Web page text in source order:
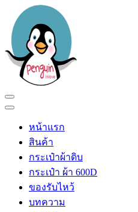
content
(Press
Enter)
เพนกวินอินเลิฟ
ร้าน เพนกวินอินเลิฟ
หน้าแรก
สินค้า
กระเป๋าผ้าดิบ
กระเป๋า ผ้า 600D
ของรับไหว้
บทความ